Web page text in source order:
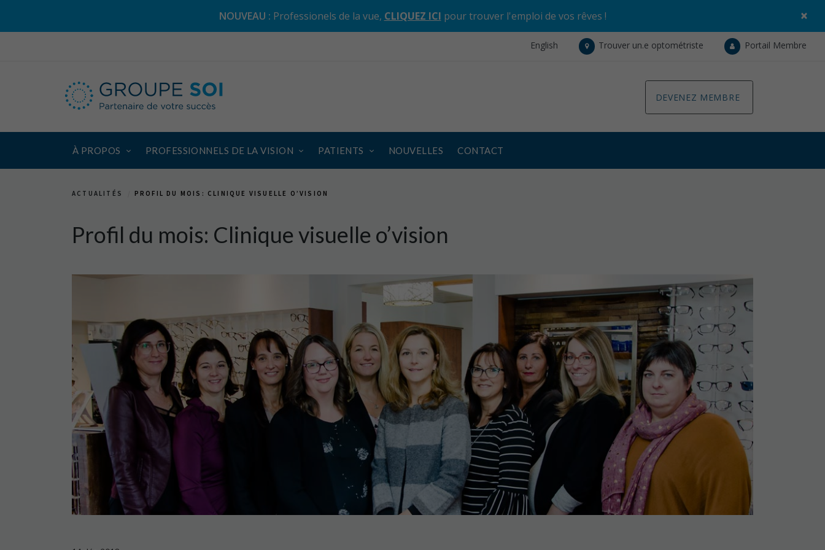
NOUVEAU : Professionels de la vue, CLIQUEZ ICI pour trouver l'emploi de vos rêves ! ×
English Trouver un.e optométriste Portail Membre
DEVENEZ MEMBRE
À PROPOS PROFESSIONNELS DE LA VISION PATIENTS NOUVELLES CONTACT
ACTUALITÉS PROFIL DU MOIS: CLINIQUE VISUELLE O’VISION
Profil du mois: Clinique visuelle o’vision